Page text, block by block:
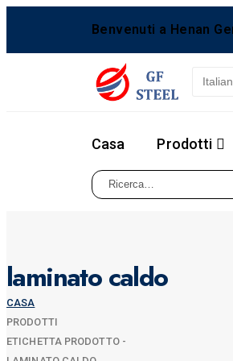
Benvenuti a Henan
Casa Prodotti
laminato caldo
CASA
PRODOTTI
ETICHETTA PRODOTTO -